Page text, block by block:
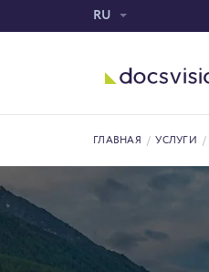
RU
ГЛАВНАЯ / УСЛУГИ /